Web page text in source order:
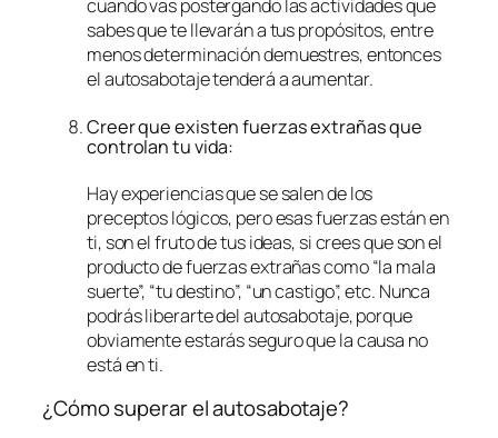
cuando vas postergando las actividades que
sabes que te llevarán a tus propósitos, entre
menos determinación demuestres, entonces
el autosabotaje tenderá a aumentar.
Creer que existen fuerzas extrañas que
controlan tu vida:
Hay experiencias que se salen de los
preceptos lógicos, pero esas fuerzas están en
ti, son el fruto de tus ideas, si crees que son el
producto de fuerzas extrañas como “la mala
suerte”, “tu destino”, “un castigo”, etc. Nunca
podrás liberarte del autosabotaje, porque
obviamente estarás seguro que la causa no
está en ti.
¿Cómo superar el autosabotaje?